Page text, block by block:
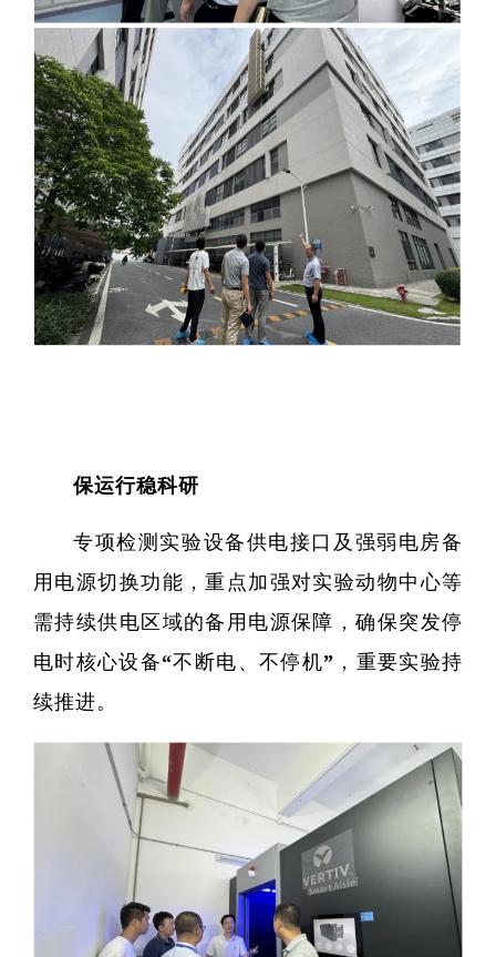
精准
蛋白
保运行稳科研
专项检测实验设备供电接口及强弱电房备
用电源切换功能，重点加强对实验动物中心等
需持续供电区域的备用电源保障，确保突发停
电时核心设备“不断电、不停机”，重要实验持
续推进。